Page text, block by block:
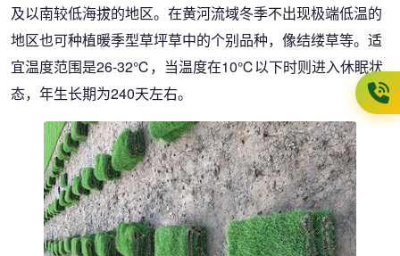
及以南较低海拔的地区。在黄河流域冬季不出现极端低温的
地区也可种植暖季型草坪草中的个别品种，像结缕草等。适
宜温度范围是26-32℃，当温度在10℃以下时则进入休眠状
态，年生长期为240天左右。